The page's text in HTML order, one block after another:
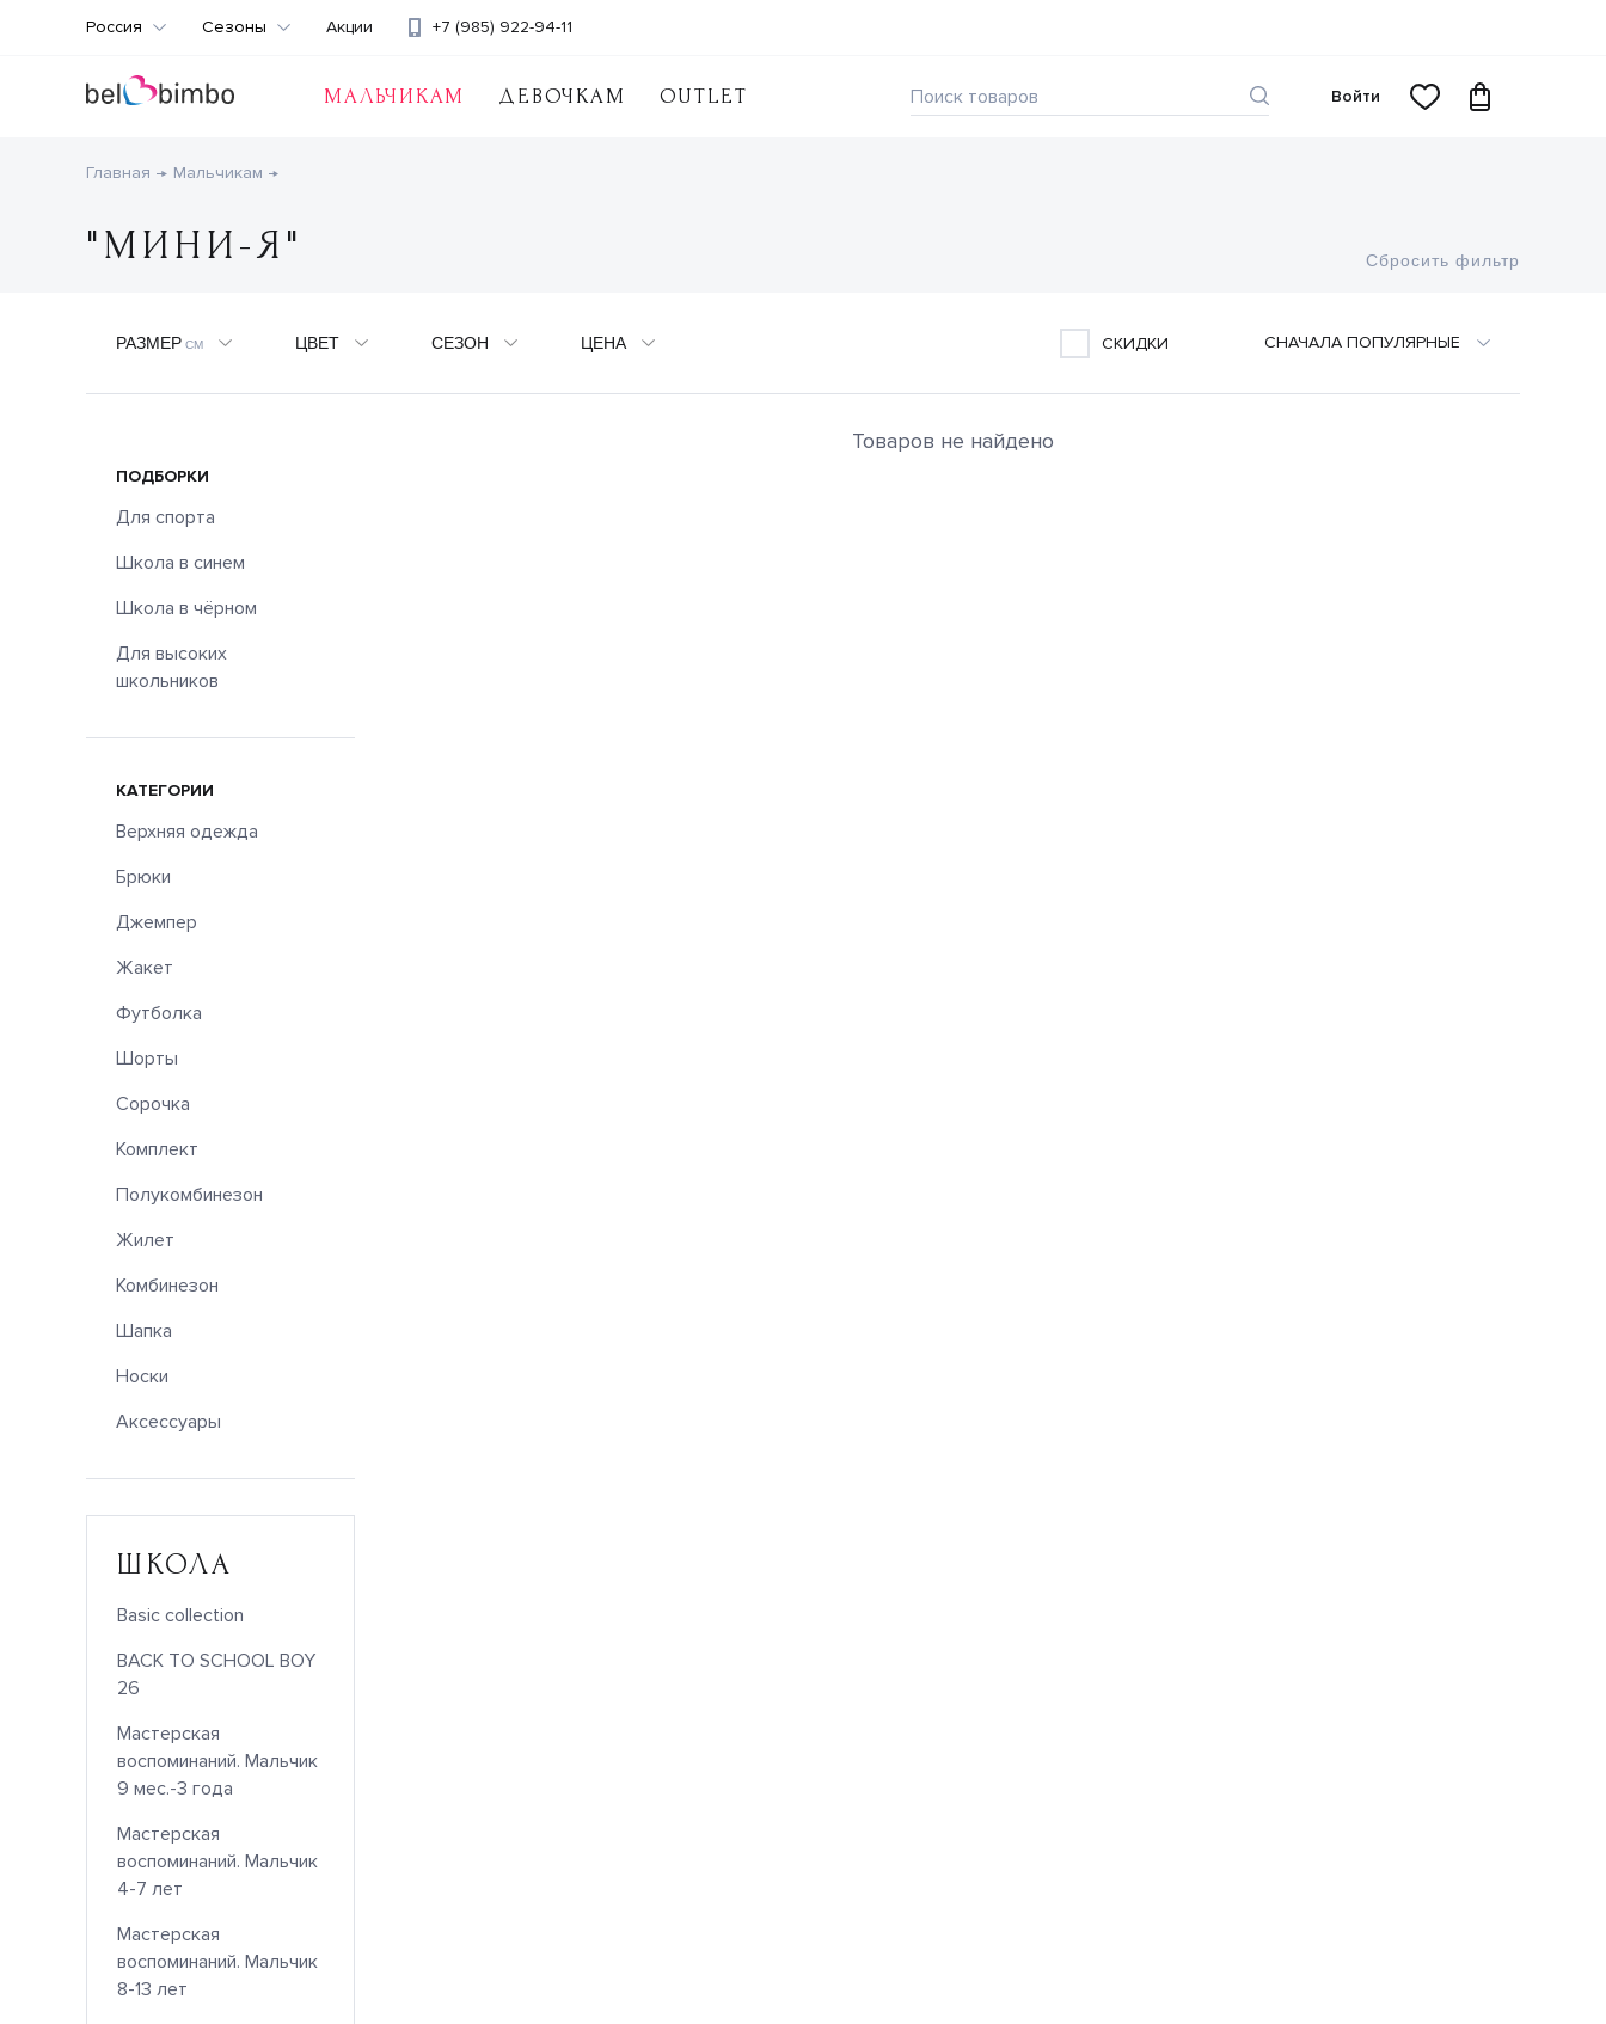
МАЛЬЧИКАМ ДЕВОЧКАМ OUTLET
+7 (985) 922-94-11
Россия Сезоны Акции
Войти
Главная Мальчикам
"МИНИ-Я"
CНАЧАЛА ПОПУЛЯРНЫЕ
Сбросить фильтр
РАЗМЕР СМ ЦВЕТ СЕЗОН ЦЕНА СКИДКИ
ПОДБОРКИ
Для спорта
Школа в синем
Школа в чёрном
Для высоких
школьников
КАТЕГОРИИ
Верхняя одежда
Брюки
Джемпер
Жакет
Футболка
Шорты
Сорочка
Комплект
Полукомбинезон
Жилет
Комбинезон
Шапка
Носки
Аксессуары
ШКОЛА
Basic collection
BACK TO SCHOOL BOY
26
Мастерская
воспоминаний. Мальчик
9 мес.-3 года
Мастерская
воспоминаний. Мальчик
4-7 лет
Мастерская
воспоминаний. Мальчик
8-13 лет
Товаров не найдено